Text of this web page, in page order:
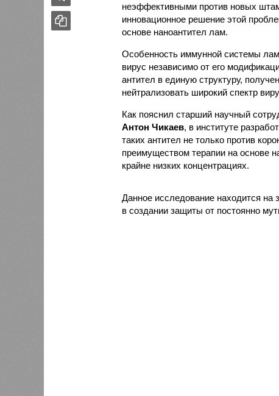
неэффективными против новых
инновационное решение этой
основе наноантител лам.
Особенность иммунной системы
вирус независимо от его
антител в единую структуру,
нейтрализовать широкий спектр
Как пояснил старший научный
Антон Чикаев, в институте
таких антител не только против
преимуществом терапии на основе
крайне низких концентрациях.
Данное исследование находится
в создании защиты от постоянно